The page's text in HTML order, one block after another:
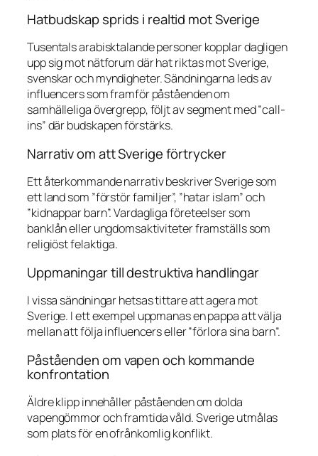
Hatbudskap sprids i realtid mot Sverige
Tusentals arabisktalande personer kopplar dagligen
upp sig mot nätforum där hat riktas mot Sverige,
svenskar och myndigheter. Sändningarna leds av
influencers som framför påståenden om
samhälleliga övergrepp, följt av segment med ”call-
ins” där budskapen förstärks.
Narrativ om att Sverige förtrycker
Ett återkommande narrativ beskriver Sverige som
ett land som ”förstör familjer”, ”hatar islam” och
”kidnappar barn”. Vardagliga företeelser som
banklån eller ungdomsaktiviteter framställs som
religiöst felaktiga.
Uppmaningar till destruktiva handlingar
I vissa sändningar hetsas tittare att agera mot
Sverige. I ett exempel uppmanas en pappa att välja
mellan att följa influencers eller ”förlora sina barn”.
Påståenden om vapen och kommande
konfrontation
Äldre klipp innehåller påståenden om dolda
vapengömmor och framtida våld. Sverige utmålas
som plats för en ofrånkomlig konflikt.